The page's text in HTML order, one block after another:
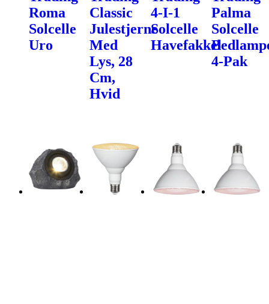
Roma
Solcelle
Uro
Classic
Julestjerne
Med
Lys, 28
Cm,
Hvid
4-I-1
Solcelle
Havefakkel
Palma
Solcelle
4-Pak